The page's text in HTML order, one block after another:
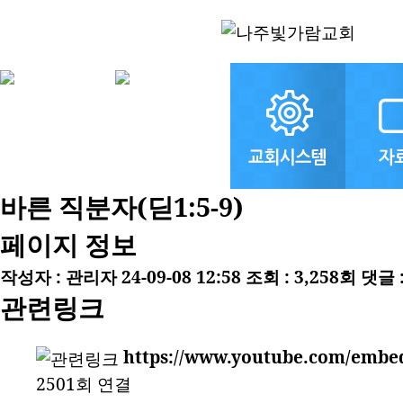
바른 직분자(딛1:5-9)
페이지 정보
작성자 : 관리자24-09-08 12:58 조회 : 3,258회 댓글
관련링크
https://www.youtube.com/
2501회 연결